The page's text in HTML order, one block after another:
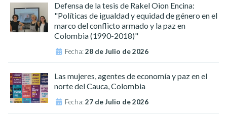
Defensa de la tesis de Rakel Oion Encina:
"Políticas de igualdad y equidad de género en el
marco del conflicto armado y la paz en
Colombia (1990-2018)"
Fecha:28 de Julio de 2026
Las mujeres, agentes de economía y paz en el
norte del Cauca, Colombia
Fecha:27 de Julio de 2026